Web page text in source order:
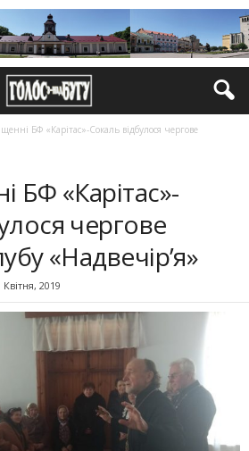
БФ «Карітас»-Сокаль відбулося чергове
БФ «Карітас»-
чергове
«Надвечір’я»
Квітня, 2019